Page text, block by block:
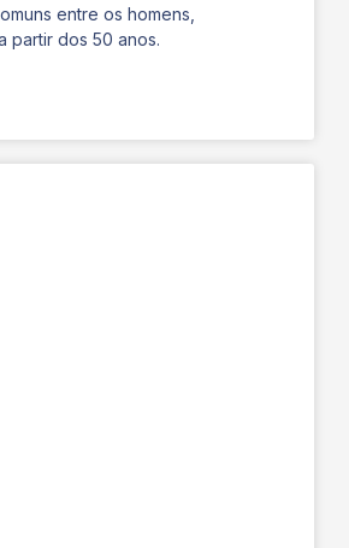
entre os homens,
partir dos 50 anos.